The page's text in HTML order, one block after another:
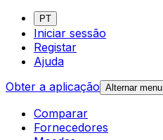
PT
Iniciar sessão
Registar
Ajuda
Obter a aplicação Alternar menu
Comparar
Fornecedores